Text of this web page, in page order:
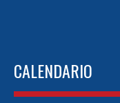
CALENDARIO